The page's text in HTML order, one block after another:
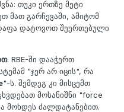
თუკი ერთზე მეტი
მათ გარჩევაში, ამიტომ
დატოვოთ შეერთებული
. RBE-ში დააჭერთ
"ჯერ არ იცის", რა
"-ს. შემდეგ კი მისცემთ
მოსანიშნი "force
მოხდეს ძალდატანებით.